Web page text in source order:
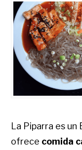
La Piparra es
ofrece comida